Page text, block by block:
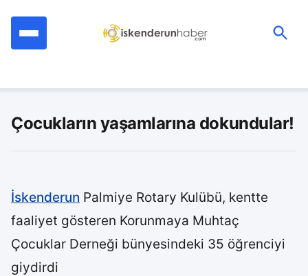
Çocukların yaşamlarına dokundular!
İskenderun Palmiye Rotary Kulübü, kentte
faaliyet gösteren Korunmaya Muhtaç
Çocuklar Derneği bünyesindeki 35 öğrenciyi
giydirdi